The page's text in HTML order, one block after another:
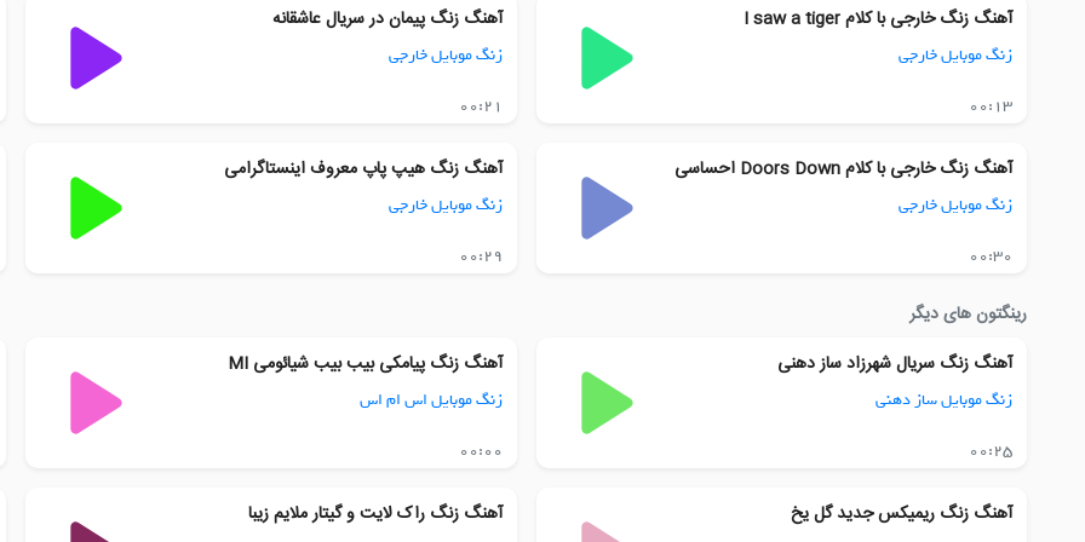
آهنگ زنگ خارجی با کلام I saw a tiger
زنگ موبایل خارجی
00:13
آهنگ زنگ پیمان در سریال عاشقانه
زنگ موبایل خارجی
00:21
آهنگ زنگ خارجی با کلام Doors Down احساسی
زنگ موبایل خارجی
00:30
آهنگ زنگ هیپ پاپ معروف اینستاگرامی
زنگ موبایل خارجی
00:29
رینگتون های دیگر
آهنگ زنگ سریال شهرزاد ساز دهنی
زنگ موبایل ساز دهنی
00:25
آهنگ زنگ پیامکی بیب بیب شیائومی MI
زنگ موبایل اس ام اس
00:00
آهنگ زنگ ریمیکس جدید گل یخ آهنگ زنگ راک لایت و گیتار ملایم زیبا